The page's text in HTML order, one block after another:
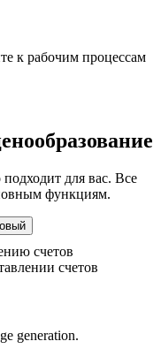
к рабочим процессам
для вас. Все
функциям.
счетов
счетов
generation.